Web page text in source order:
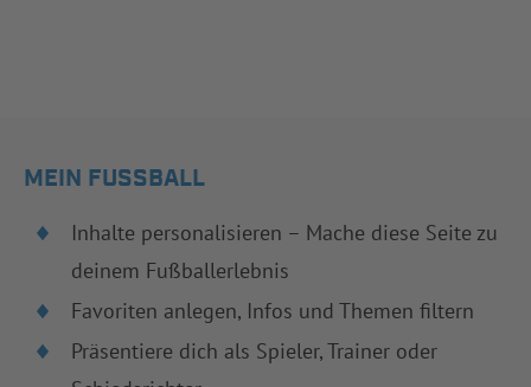
MEIN FUSSBALL
Inhalte personalisieren – Mache diese Seite zu
deinem Fußballerlebnis
Favoriten anlegen, Infos und Themen filtern
Präsentiere dich als Spieler, Trainer oder